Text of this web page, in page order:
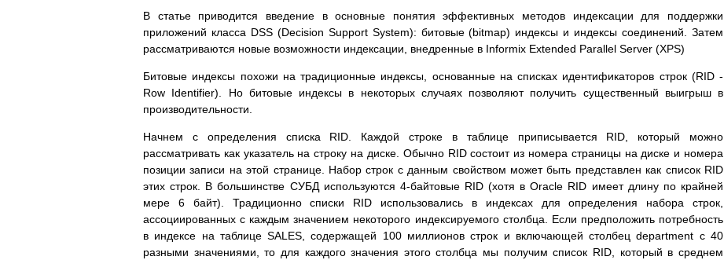
В статье приводится введение в основные понятия эффективных методов индексации для поддержки
приложений класса DSS (Decision Support System): битовые (bitmap) индексы и индексы соединений. Затем
рассматриваются новые возможности индексации, внедренные в Informix Extended Parallel Server (XPS)
Битовые индексы похожи на традиционные индексы, основанные на списках идентификаторов строк (RID -
Row Identifier). Но битовые индексы в некоторых случаях позволяют получить существенный выигрыш в
производительности.
Начнем с определения списка RID. Каждой строке в таблице приписывается RID, который можно
рассматривать как указатель на строку на диске. Обычно RID состоит из номера страницы на диске и номера
позиции записи на этой странице. Набор строк с данным свойством может быть представлен как список RID
этих строк. В большинстве СУБД используются 4-байтовые RID (хотя в Oracle RID имеет длину по крайней
мере 6 байт). Традиционно списки RID использовались в индексах для определения набора строк,
ассоциированных с каждым значением некоторого индексируемого столбца. Если предположить потребность
в индексе на таблице SALES, содержащей 100 миллионов строк и включающей столбец department c 40
разными значениями, то для каждого значения этого столбца мы получим список RID, который в среднем